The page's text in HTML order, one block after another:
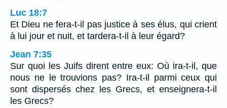
Luc 18:7
Et Dieu ne fera-t-il pas justice à ses élus, qui crient
à lui jour et nuit, et tardera-t-il à leur égard?
Jean 7:35
Sur quoi les Juifs dirent entre eux: Où ira-t-il, que
nous ne le trouvions pas? Ira-t-il parmi ceux qui
sont dispersés chez les Grecs, et enseignera-t-il
les Grecs?